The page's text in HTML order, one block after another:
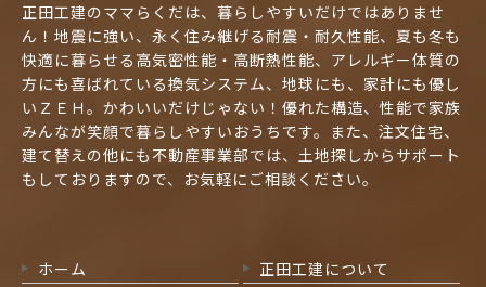
正田工建のママらくだは、暮らしやすいだけではありませ
ん！地震に強い、永く住み継げる耐震・耐久性能、夏も冬も
快適に暮らせる高気密性能・高断熱性能、アレルギー体質の
方にも喜ばれている換気システム、地球にも、家計にも優し
いＺＥＨ。かわいいだけじゃない！優れた構造、性能で家族
みんなが笑顔で暮らしやすいおうちです。また、注文住宅、
建て替えの他にも不動産事業部では、土地探しからサポート
もしておりますので、お気軽にご相談ください。
ホーム 正田工建について